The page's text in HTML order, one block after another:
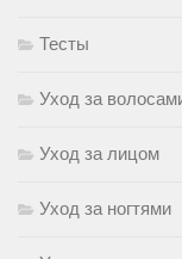
Тесты
Уход за
Уход за лицом
Уход за ногтями